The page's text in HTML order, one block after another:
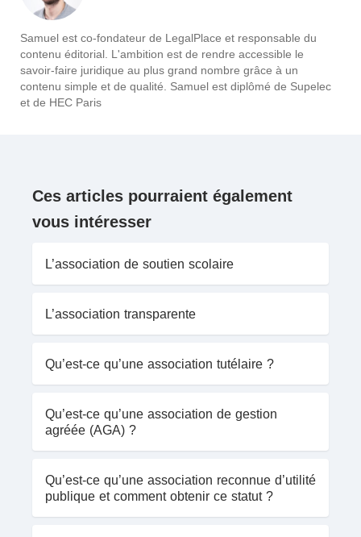
Samuel est co-fondateur de LegalPlace et responsable du
contenu éditorial. L'ambition est de rendre accessible le
savoir-faire juridique au plus grand nombre grâce à un
contenu simple et de qualité. Samuel est diplômé de Supelec
et de HEC Paris
Ces articles pourraient également
vous intéresser
L’association de soutien scolaire
L’association transparente
Qu’est-ce qu’une association tutélaire ?
Qu’est-ce qu’une association de gestion
agréée (AGA) ?
Qu’est-ce qu’une association reconnue d’utilité
publique et comment obtenir ce statut ?